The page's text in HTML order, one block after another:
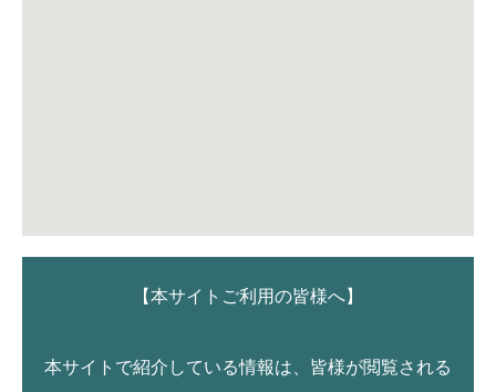
【本サイトご利用の皆様へ】
本サイトで紹介している情報は、皆様が閲覧される